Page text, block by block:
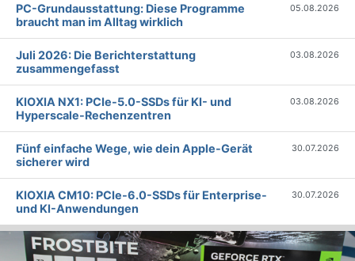
PC-Grundausstattung: Diese Programme
braucht man im Alltag wirklich
05.08.2026
Juli 2026: Die Bericht­erstattung
zusammengefasst
03.08.2026
KIOXIA NX1: PCIe-5.0-SSDs für KI- und
Hyperscale-Rechenzentren
03.08.2026
Fünf einfache Wege, wie dein Apple-Gerät
sicherer wird
30.07.2026
KIOXIA CM10: PCIe-6.0-SSDs für Enterprise-
und KI-Anwendungen
30.07.2026